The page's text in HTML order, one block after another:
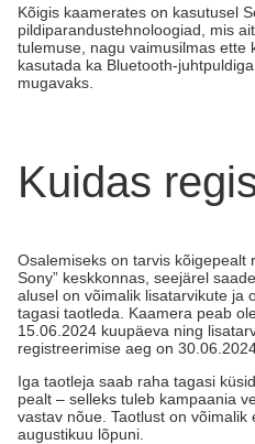
Kõigis kaamerates on kasutusel
pildiparandustehnoloogiad, mis
tulemuse, nagu vaimusilmas ette
kasutada ka Bluetooth-
mugavaks.
Kuidas
Osalemiseks on tarvis kõigepealt
Sony” keskkonnas, seejärel
alusel on võimalik lisatarvikute ja
tagasi taotleda. Kaamera peab
15.06.2024 kuupäeva ning
registreerimise aeg on
Iga taotleja saab raha tagasi
pealt – selleks tuleb kampaania
vastav nõue. Taotlust on võimalik
augustikuu lõpuni.